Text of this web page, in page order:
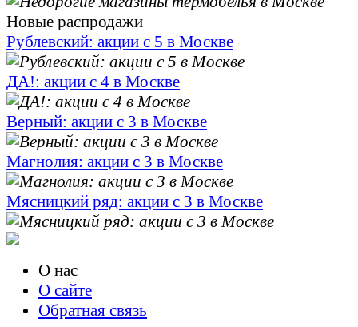
Новые распродажи
Рублевский: акции с 5 в Москве
ДА!: акции с 4 в Москве
Верный: акции с 3 в Москве
Магнолия: акции с 3 в Москве
Мясницкий ряд: акции с 3 в Москве
О нас
О сайте
Обратная связь